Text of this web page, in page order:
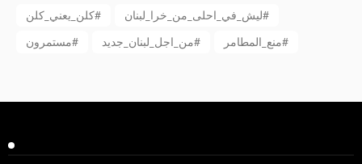
كلن_يعني_كلن#
ليش_في_احلى_من_خرا_لبنان#
مستمرون#
من_اجل_لبنان_جديد# منع_المطامر#